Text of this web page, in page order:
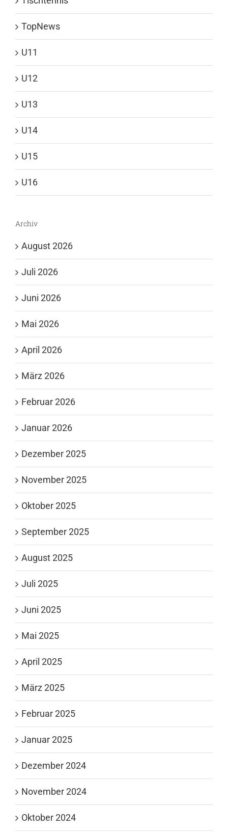
TopNews
U11
U12
U13
U14
U15
U16
Archiv
August 2026
Juli 2026
Juni 2026
Mai 2026
April 2026
März 2026
Februar 2026
Januar 2026
Dezember 2025
November 2025
Oktober 2025
September 2025
August 2025
Juli 2025
Juni 2025
Mai 2025
April 2025
März 2025
Februar 2025
Januar 2025
Dezember 2024
November 2024
Oktober 2024